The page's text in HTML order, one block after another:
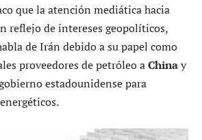
que la atención mediática hacia
reflejo de intereses geopolíticos,
de Irán debido a su papel como
proveedores de petróleo aChinay
estadounidense para